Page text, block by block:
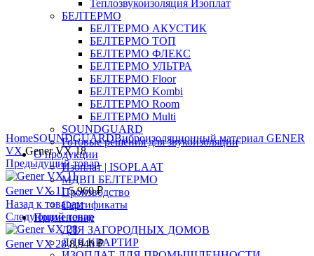
Теплозвукоизоляция Изоплат
БЕЛТЕРМО
БЕЛТЕРМО АКУСТИК
БЕЛТЕРМО ТОП
БЕЛТЕРМО ФЛЕКС
БЕЛТЕРМО УЛЬТРА
БЕЛТЕРМО Floor
БЕЛТЕРМО Kombi
БЕЛТЕРМО Room
БЕЛТЕРМО Multi
SOUNDGUARD
Готовые решения для звукоизоляции
О продукции
Изоплат | ISOPLAAT
МДВП БЕЛТЕРМО
Производство
Сертификаты
Применение
ДЛЯ ЗАГОРОДНЫХ ДОМОВ
ДЛЯ КВАРТИР
Нажмите, чтобы увеличить
HomeSOUNDGUARDВиброизоляционный материал GENER
VXGener VX 18
Предыдущий товар
Gener VX 115,960₽
Назад к товарам
Следующий товар
Gener VX 288,940₽